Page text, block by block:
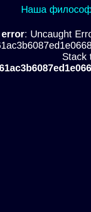
Наша
error: Uncaught
Stack